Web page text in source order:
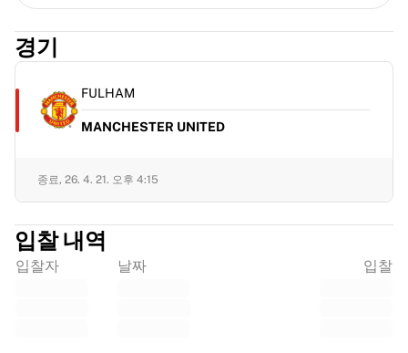
경기
FULHAM
MANCHESTER UNITED
종료, 26. 4. 21. 오후 4:15
입찰 내역
입찰자 날짜 입찰